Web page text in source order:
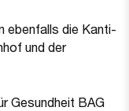
ebenfalls die Kanti-
und der
Gesundheit BAG